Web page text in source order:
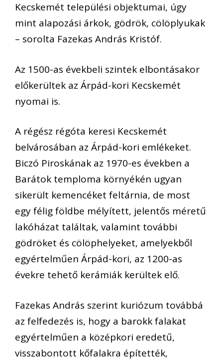
Kecskemét települési objektumai, úgy
mint alapozási árkok, gödrök, cölöplyukak
– sorolta Fazekas András Kristóf.
Az 1500-as évekbeli szintek elbontásakor
előkerültek az Árpád-kori Kecskemét
nyomai is.
A régész régóta keresi Kecskemét
belvárosában az Árpád-kori emlékeket.
Biczó Piroskának az 1970-es években a
Barátok temploma környékén ugyan
sikerült kemencéket feltárnia, de most
egy félig földbe mélyített, jelentős méretű
lakóházat találtak, valamint további
gödröket és cölöphelyeket, amelyekből
egyértelműen Árpád-kori, az 1200-as
évekre tehető kerámiák kerültek elő.
Fazekas András szerint kuriózum továbbá
az felfedezés is, hogy a barokk falakat
egyértelműen a középkori eredetű,
visszabontott kőfalakra építették,